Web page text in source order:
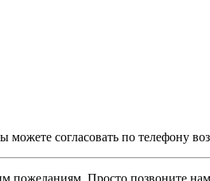
согласовать по телефону
Просто позвоните нам